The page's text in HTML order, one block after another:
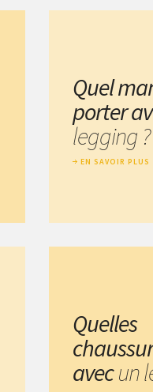
Quel
porter
legging ?
EN SAVOIR PLUS
Quelles
avecun